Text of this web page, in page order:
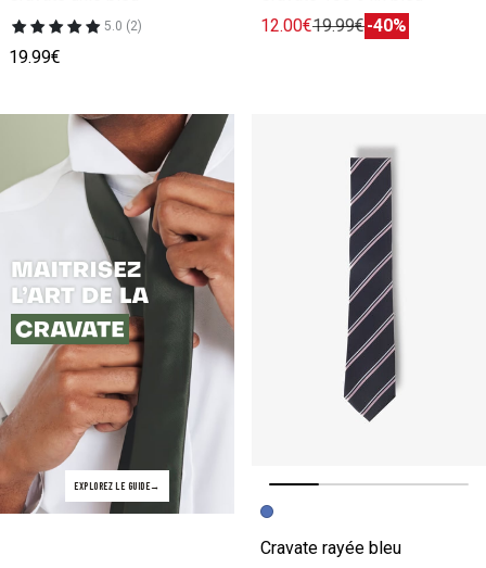
5.0 (2)
19.99€
12.00€19.99€-40%
EXPLOREZ LE GUIDE
Image précédente
Image suivante
Cravate rayée bleu